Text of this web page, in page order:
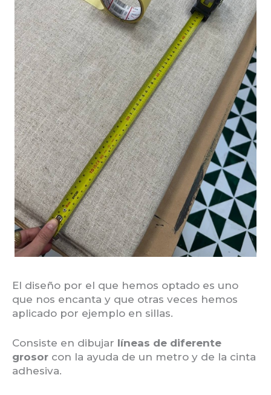
El diseño por el que hemos optado es uno
que nos encanta y que otras veces hemos
aplicado por ejemplo en sillas.
Consiste en dibujar líneas de diferente
grosor con la ayuda de un metro y de la cinta
adhesiva.